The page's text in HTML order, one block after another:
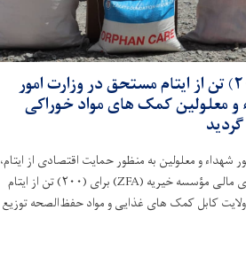
به (۲۰۰) تن از ایتام مستحق در وزارت امور
و معلولین کمک های مواد خوراکی
شهداء و معلولین به ‌منظور حمایت اقتصادی از ایتام،
مالی مؤسسه خیریه (ZFA) برای (۲۰۰) تن از ایتام
کابل کمک ‌های غذایی و مواد حفظ‌الصحه توزیع